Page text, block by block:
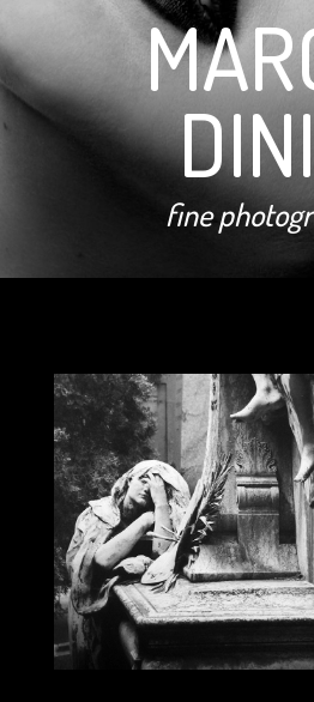
fine